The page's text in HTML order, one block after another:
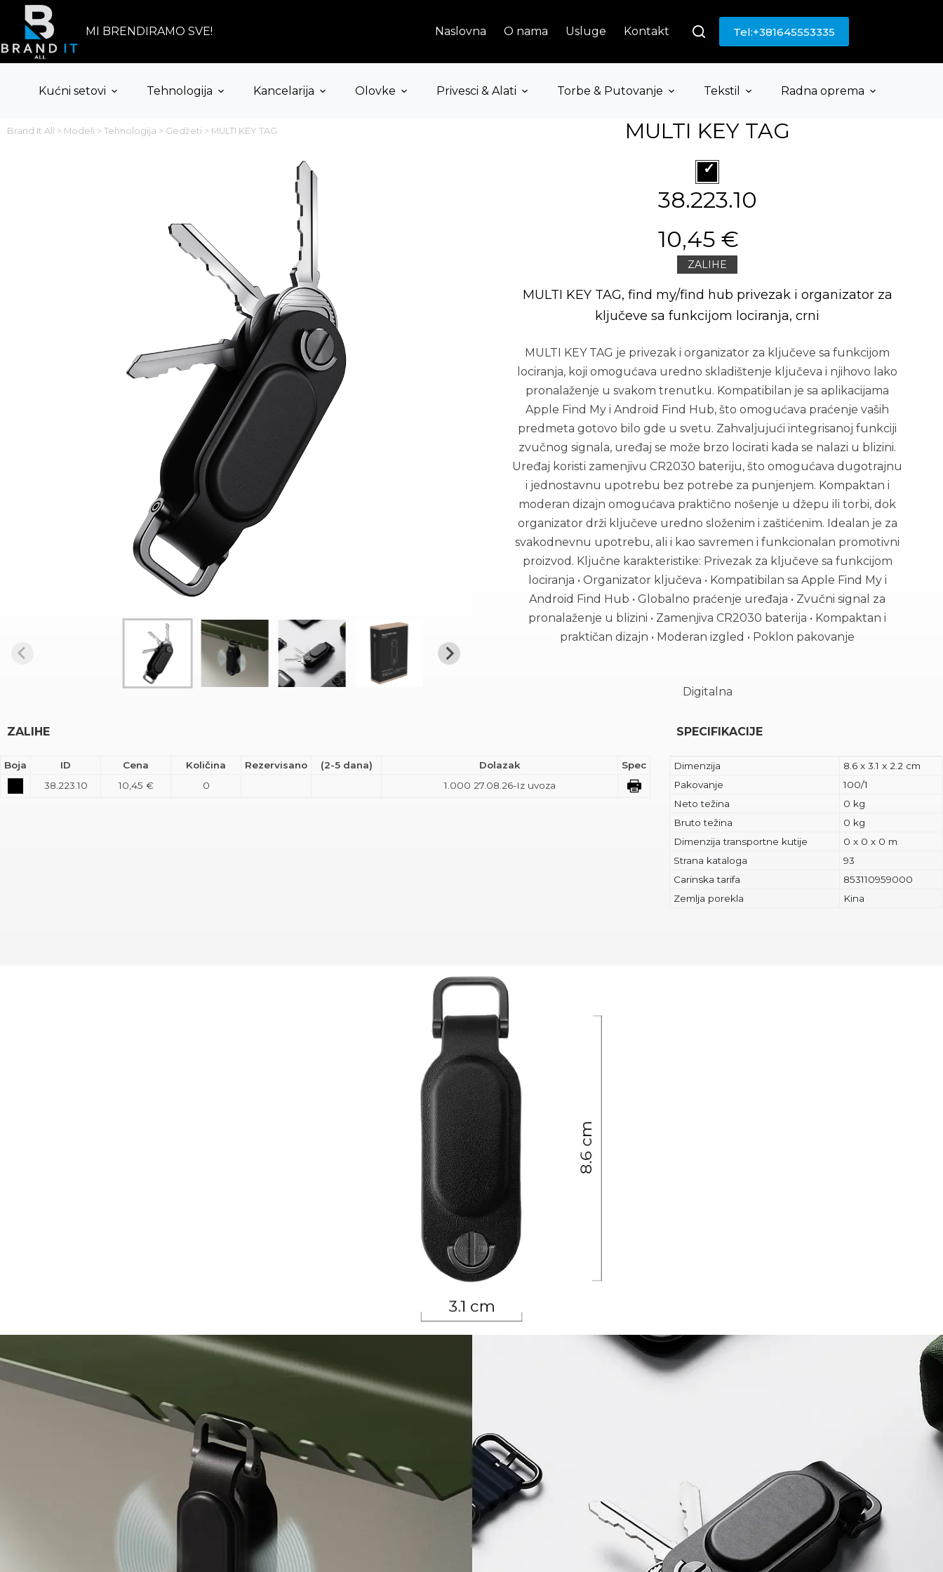
content
MI BRENDIRAMO SVE! Naslovna O nama Usluge Kontakt Tel:+381645553335
Kućni setovi Tehnologija Kancelarija Olovke Privesci & Alati Torbe & Putovanje Tekstil Radna oprema
Brand It All > Modeli > Tehnologija > Gedžeti > MULTI KEY TAG MULTI KEY TAG
38.223.10
10,45 €
ZALIHE
MULTI KEY TAG, find my/find hub privezak i organizator za
ključeve sa funkcijom lociranja, crni
MULTI KEY TAG je privezak i organizator za ključeve sa funkcijom
lociranja, koji omogućava uredno skladištenje ključeva i njihovo lako
pronalaženje u svakom trenutku. Kompatibilan je sa aplikacijama
Apple Find My i Android Find Hub, što omogućava praćenje vaših
predmeta gotovo bilo gde u svetu. Zahvaljujući integrisanoj funkciji
zvučnog signala, uređaj se može brzo locirati kada se nalazi u blizini.
Uređaj koristi zamenjivu CR2030 bateriju, što omogućava dugotrajnu
i jednostavnu upotrebu bez potrebe za punjenjem. Kompaktan i
moderan dizajn omogućava praktično nošenje u džepu ili torbi, dok
organizator drži ključeve uredno složenim i zaštićenim. Idealan je za
svakodnevnu upotrebu, ali i kao savremen i funkcionalan promotivni
proizvod. Ključne karakteristike: Privezak za ključeve sa funkcijom
lociranja • Organizator ključeva • Kompatibilan sa Apple Find My i
Android Find Hub • Globalno praćenje uređaja • Zvučni signal za
pronalaženje u blizini • Zamenjiva CR2030 baterija • Kompaktan i
praktičan dizajn • Moderan izgled • Poklon pakovanje
Digitalna
ZALIHE
Boja ID Cena Količina Rezervisano (2-5 dana) Dolazak
Spec
38.223.10
10,45 € 0 1.000 27.08.26-Iz uvoza
SPECIFIKACIJE
Dimenzija
8.6 x 3.1 x 2.2 cm
Pakovanje
100/1
Neto težina
0 kg
Bruto težina
0 kg
Dimenzija transportne kutije
0 x 0 x 0 m
Strana kataloga
93
Carinska tarifa
853110959000
Zemlja porekla
Kina